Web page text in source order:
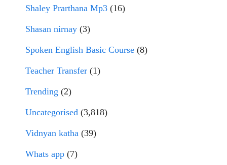
Shaley Prarthana Mp3 (16)
Shasan nirnay (3)
Spoken English Basic Course (8)
Teacher Transfer (1)
Trending (2)
Uncategorised (3,818)
Vidnyan katha (39)
Whats app (7)